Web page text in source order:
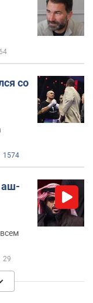
64
со
1574
аш-
29